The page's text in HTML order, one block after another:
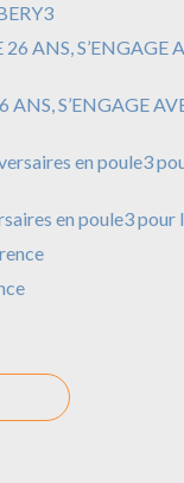
ANS, S’ENGAGE
en poule3 pour